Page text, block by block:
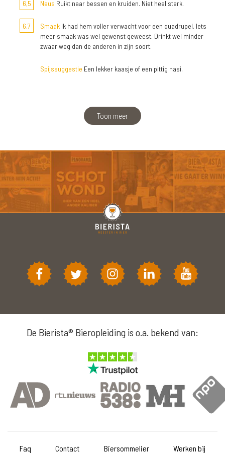
6,5 Neus Ruikt naar bessen en kruiden. Niet heel sterk.
6,7 Smaak Ik had hem voller verwacht voor een quadrupel. Iets
meer smaak was wel gewenst geweest. Drinkt wel minder
zwaar weg dan de anderen in zijn soort.
Spijssuggestie Een lekker kaasje of een pittig nasi.
Toon meer
De Bierista® Bieropleiding is o.a. bekend van:
Faq Contact Biersommelier Werken bij